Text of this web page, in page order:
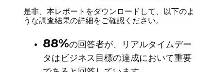
是非、本レポートをダウンロードして、以下のよ
うな調査結果の詳細をご確認ください。
88%の回答者が、リアルタイムデー
タはビジネス目標の達成において重要